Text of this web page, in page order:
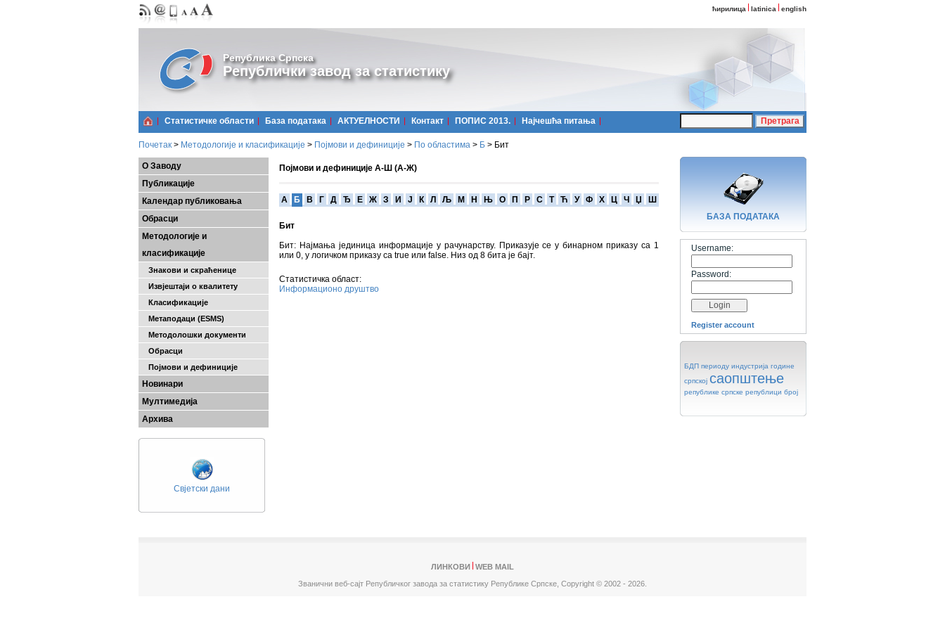
ћирилица latinica english
Република Српска
Републички завод за статистику
Статистичке области Базa података АКТУЕЛНОСТИ Контакт ПОПИС 2013. Најчешћa питања
Почетак > Методологије и класификације > Појмови и дефиниције > По областима > Б > Бит
О Заводу
Публикације
Календар публиковања
Обрасци
Методологије и
класификације
Знакови и скраћенице
Извјештаји о квалитету
Класификације
Метаподаци (ESMS)
Методолошки документи
Обрасци
Појмови и дефиниције
Новинари
Мултимедија
Архива
Свјетски дани
Појмови и дефиниције А-Ш (А-Ж)
A Б В Г Д Ђ Е Ж З И Ј К Л Љ М Н Њ О П Р С Т Ћ У Ф Х Ц Ч Џ Ш
Бит
Бит: Најмања јединица информације у рачунарству. Приказује се у бинарном приказу са 1
или 0, у логичком приказу са true или false. Низ од 8 бита је бајт.
Статистичка област:
Информационо друштво
БАЗA ПОДАТАКА
Username:
Password:
Register account
БДП периоду индустрија године
српској саопштење
републике српске републици број
ЛИНКОВИ
WEB MAIL
Званични веб-сајт Републичког завода за статистику Републике Српске, Copyright © 2002 - 2026.